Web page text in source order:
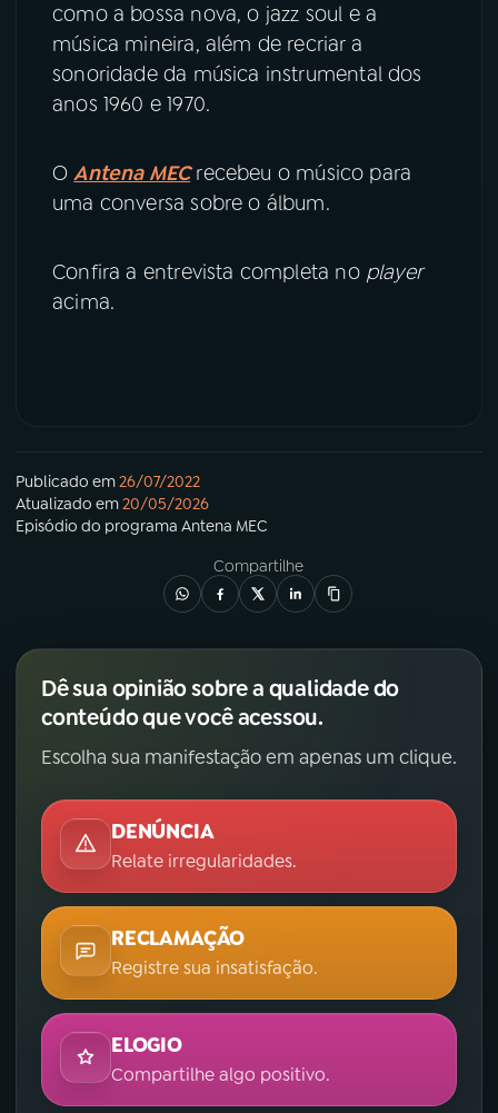
como a bossa nova, o jazz soul e a
música mineira, além de recriar a
sonoridade da música instrumental dos
anos 1960 e 1970.
OAntena MECrecebeu o músico para
uma conversa sobre o álbum.
Confira a entrevista completa no player
acima.
Publicado em26/07/2022
Atualizado em20/05/2026
Episódio do programa Antena MEC
Compartilhe
Dê sua opinião sobre a qualidade do
conteúdo que você acessou.
Escolha sua manifestação em apenas um clique.
DENÚNCIA
Relate irregularidades.
RECLAMAÇÃO
Registre sua insatisfação.
ELOGIO
Compartilhe algo positivo.